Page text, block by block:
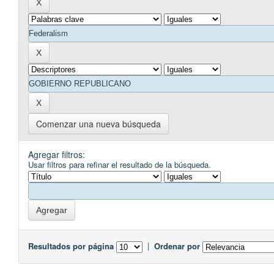
Comenzar una nueva búsqueda
Agregar filtros:
Usar filtros para refinar el resultado de la búsqueda.
Resultados por página | Ordenar por